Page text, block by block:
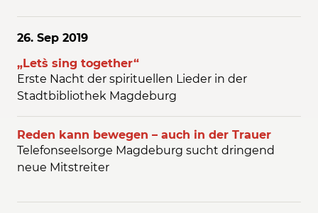
26. Sep 2019
„Let`s sing together“
Erste Nacht der spirituellen Lieder in der
Stadtbibliothek Magdeburg
Reden kann bewegen – auch in der Trauer
Telefonseelsorge Magdeburg sucht dringend
neue Mitstreiter